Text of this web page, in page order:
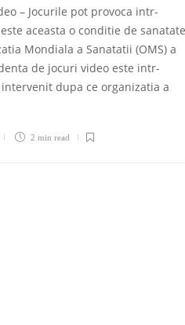
– Jocurile pot provoca intr-
aceasta o conditie de sanatate
Mondiala a Sanatatii (OMS) a
de jocuri video este intr-
dupa ce organizatia a
2 min read